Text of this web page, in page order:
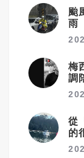
颱
雨
梅
調
從
的